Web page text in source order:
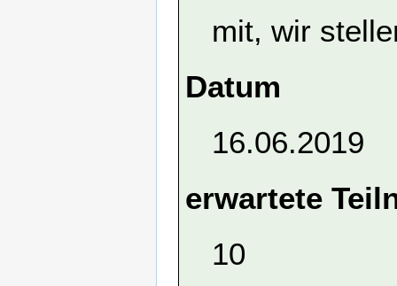
mit, wir
Datum
16.06.2019
erwartete
10